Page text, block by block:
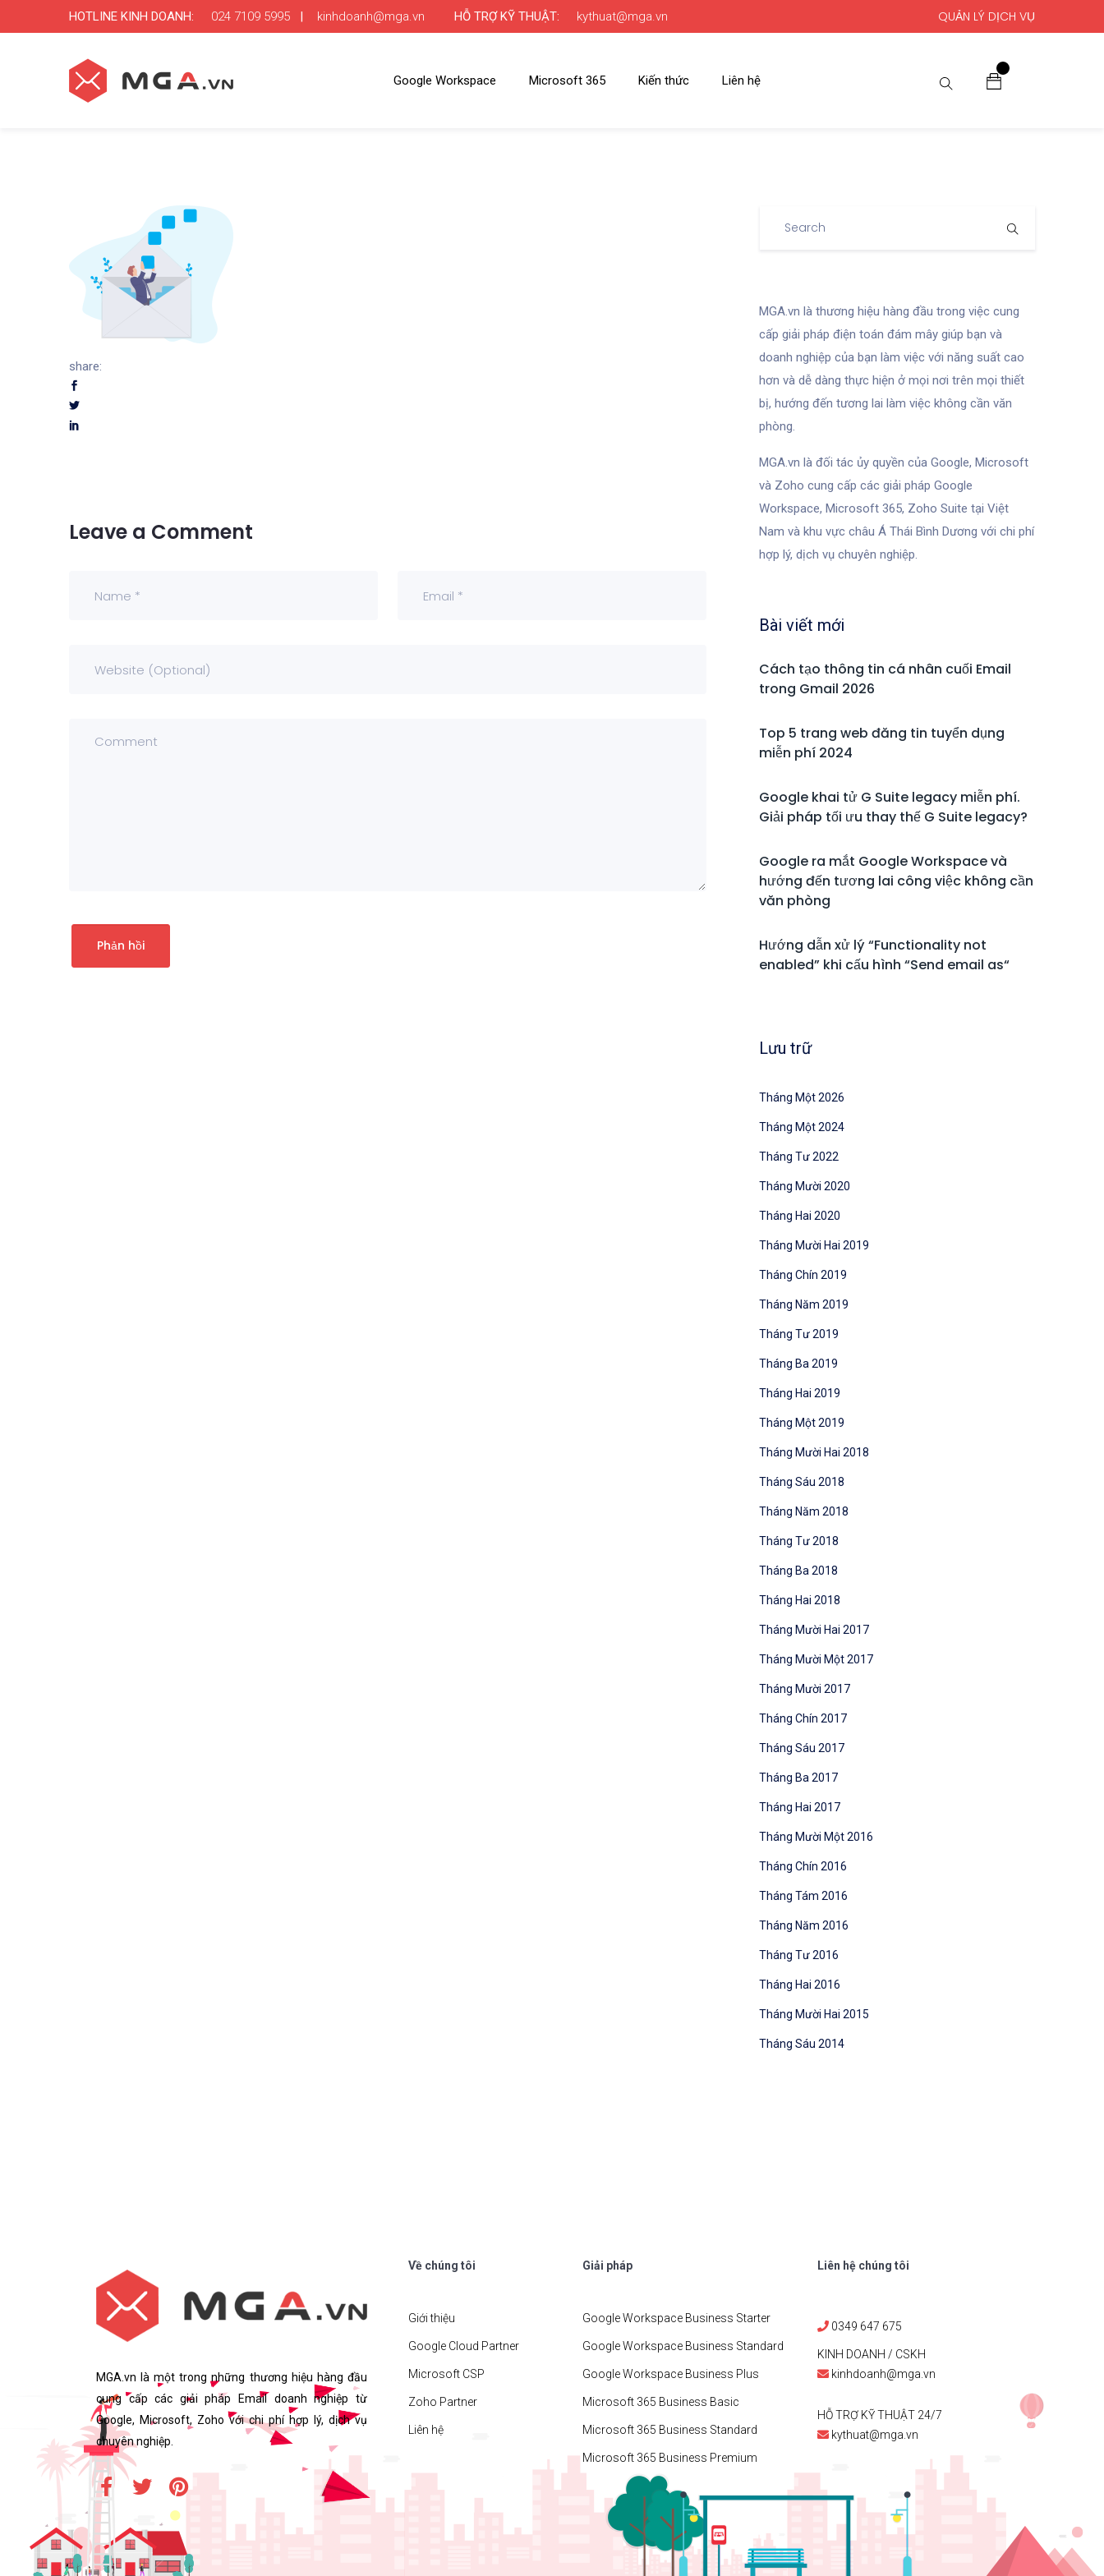
HOTLINE KINH DOANH: 024 7109 5995 | kinhdoanh@mga.vn HỖ TRỢ KỸ THUẬT: kythuat@mga.vn QUẢN LÝ DỊCH VỤ
Google Workspace Microsoft 365 Kiến thức Liên hệ
share:
Leave a Comment
MGA.vn là thương hiệu hàng đầu trong việc cung
cấp giải pháp điện toán đám mây giúp bạn và
doanh nghiệp của bạn làm việc với năng suất cao
hơn và dễ dàng thực hiện ở mọi nơi trên mọi thiết
bị, hướng đến tương lai làm việc không cần văn
phòng.
MGA.vn là đối tác ủy quyền của Google, Microsoft
và Zoho cung cấp các giải pháp Google
Workspace, Microsoft 365, Zoho Suite tại Việt
Nam và khu vực châu Á Thái Bình Dương với chi phí
hợp lý, dịch vụ chuyên nghiệp.
Bài viết mới
Cách tạo thông tin cá nhân cuối Email
trong Gmail 2026
Top 5 trang web đăng tin tuyển dụng
miễn phí 2024
Google khai tử G Suite legacy miễn phí.
Giải pháp tối ưu thay thế G Suite legacy?
Google ra mắt Google Workspace và
hướng đến tương lai công việc không cần
văn phòng
Hướng dẫn xử lý “Functionality not
enabled” khi cấu hình “Send email as“
Lưu trữ
Tháng Một 2026
Tháng Một 2024
Tháng Tư 2022
Tháng Mười 2020
Tháng Hai 2020
Tháng Mười Hai 2019
Tháng Chín 2019
Tháng Năm 2019
Tháng Tư 2019
Tháng Ba 2019
Tháng Hai 2019
Tháng Một 2019
Tháng Mười Hai 2018
Tháng Sáu 2018
Tháng Năm 2018
Tháng Tư 2018
Tháng Ba 2018
Tháng Hai 2018
Tháng Mười Hai 2017
Tháng Mười Một 2017
Tháng Mười 2017
Tháng Chín 2017
Tháng Sáu 2017
Tháng Ba 2017
Tháng Hai 2017
Tháng Mười Một 2016
Tháng Chín 2016
Tháng Tám 2016
Tháng Năm 2016
Tháng Tư 2016
Tháng Hai 2016
Tháng Mười Hai 2015
Tháng Sáu 2014
MGA.vn là một trong những thương hiệu hàng đầu
cung cấp các giải pháp Email doanh nghiệp từ
Google, Microsoft, Zoho với chi phí hợp lý, dịch vụ
chuyên nghiệp.
Về chúng tôi
Giới thiệu
Google Cloud Partner
Microsoft CSP
Zoho Partner
Liên hệ
Giải pháp
Google Workspace Business Starter
Google Workspace Business Standard
Google Workspace Business Plus
Microsoft 365 Business Basic
Microsoft 365 Business Standard
Microsoft 365 Business Premium
Liên hệ chúng tôi
0349 647 675
KINH DOANH / CSKH
kinhdoanh@mga.vn
HỖ TRỢ KỸ THUẬT 24/7
kythuat@mga.vn